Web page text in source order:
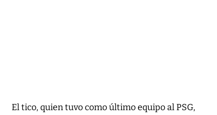
El tico, quien tuvo como último equipo al PSG,